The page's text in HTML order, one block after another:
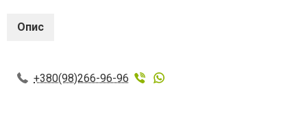
Опис
+380(98)266-96-96